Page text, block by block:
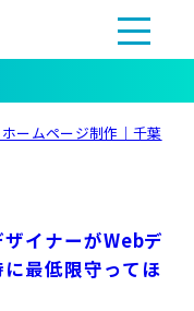
ームページ制作｜千葉
イナーがWebデ
最低限守ってほ